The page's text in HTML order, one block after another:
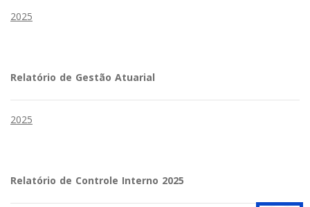
2025
Relatório de Gestão Atuarial
2025
Relatório de Controle Interno 2025